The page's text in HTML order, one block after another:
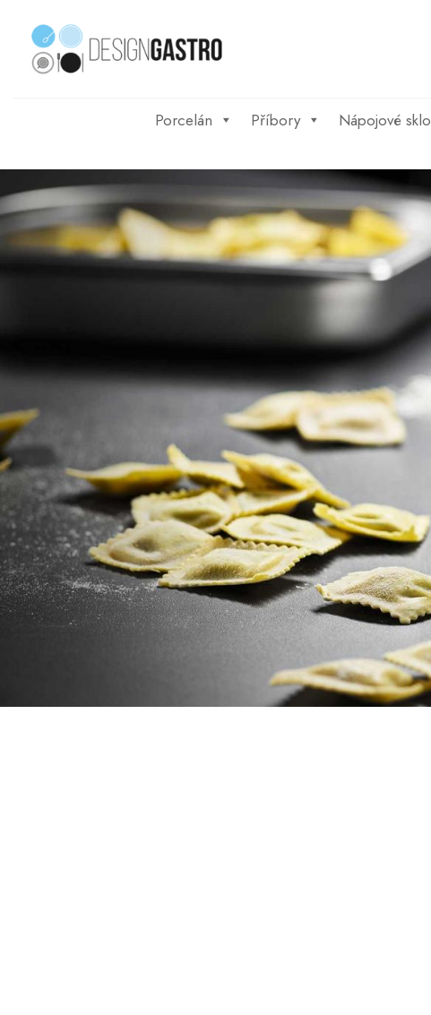
content
Porcelán Příbory Nápojové sklo